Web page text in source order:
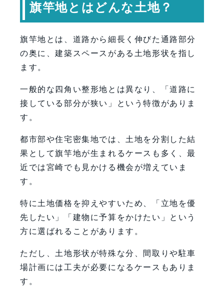
旗竿地とはどんな土地？
旗竿地とは、道路から細長く伸びた通路部分
の奥に、建築スペースがある土地形状を指し
ます。
一般的な四角い整形地とは異なり、「道路に
接している部分が狭い」という特徴がありま
す。
都市部や住宅密集地では、土地を分割した結
果として旗竿地が生まれるケースも多く、最
近では宮崎でも見かける機会が増えていま
す。
特に土地価格を抑えやすいため、「立地を優
先したい」「建物に予算をかけたい」という
方に選ばれることがあります。
ただし、土地形状が特殊な分、間取りや駐車
場計画には工夫が必要になるケースもありま
す。